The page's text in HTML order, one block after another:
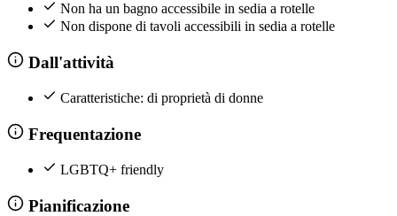
Non ha un bagno accessibile in sedia a rotelle
Non dispone di tavoli accessibili in sedia a rotelle
Dall'attività
Caratteristiche: di proprietà di donne
Frequentazione
LGBTQ+ friendly
Pianificazione